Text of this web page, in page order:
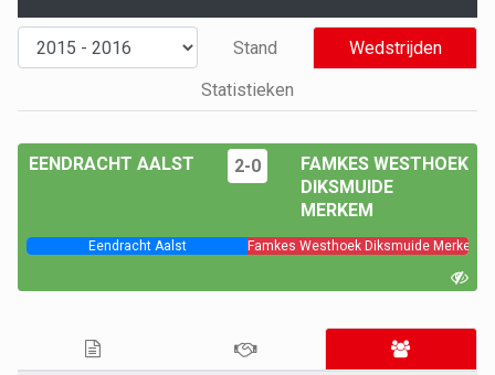
Stand
Wedstrijden
Statistieken
EENDRACHT AALST 2-0
FAMKES WESTHOEK
DIKSMUIDE
MERKEM
Eendracht Aalst Famkes Westhoek Diksmuide Merkem